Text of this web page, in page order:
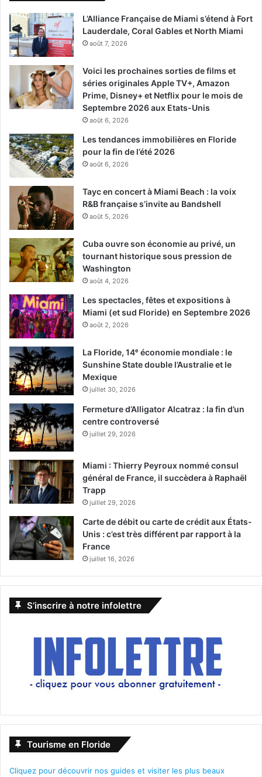
En attendant, on va quand même continuer de conseiller
Wynwood aux touristes internationaux. Pas forcément
pour l’art, comme par le passé, vous l’aurez compris, mais
parce qu’il s’agit aujourd’hui du quartier le plus vibrant de
Miami.
Les activités se sont étendues dans le quartier, et il peut
dorénavant être intéressant de le visiter en vélo, ou bien
avec les tours organisés en voiturette (genre voiturette de
Wynwood : enjoy folks !!!
Vous voulez visiter Wynwood ?
– Voir aussi :Guide de Miami
– Voir aussi :Guide de la Floride
L’Alliance Française de Miami s’étend à Fort
Lauderdale, Coral Gables et North Miami
août 7, 2026
Voici les prochaines sorties de films et
séries originales Apple TV+, Amazon
Prime, Disney+ et Netflix pour le mois de
Septembre 2026 aux Etats-Unis
août 6, 2026
Les tendances immobilières en Floride
pour la fin de l’été 2026
août 6, 2026
Tayc en concert à Miami Beach : la voix
R&B française s’invite au Bandshell
août 5, 2026
Cuba ouvre son économie au privé, un
tournant historique sous pression de
Washington
août 4, 2026
Les spectacles, fêtes et expositions à
Miami (et sud Floride) en Septembre 2026
août 2, 2026
La Floride, 14ᵉ économie mondiale : le
Sunshine State double l’Australie et le
Mexique
juillet 30, 2026
Fermeture d’Alligator Alcatraz : la fin d’un
centre controversé
juillet 29, 2026
Miami : Thierry Peyroux nommé consul
général de France, il succèdera à Raphaël
Trapp
juillet 29, 2026
Carte de débit ou carte de crédit aux États-
Unis : c’est très différent par rapport à la
France
juillet 16, 2026
S’inscrire à notre infolettre
Tourisme en Floride
Cliquez pour découvrir nos guides et visiter les plus beaux